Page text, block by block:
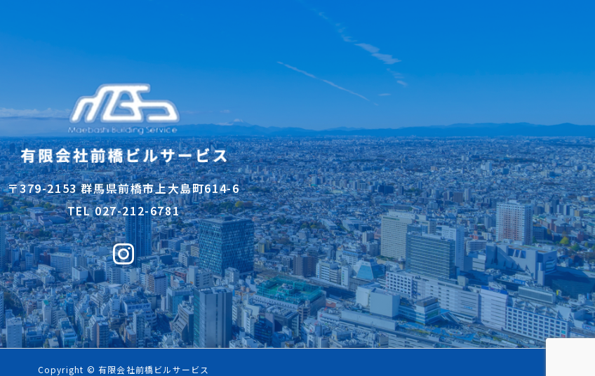
〒379-2153 群馬県前橋市上大島町614-6
TEL 027-212-6781
Copyright © 有限会社前橋ビルサービス